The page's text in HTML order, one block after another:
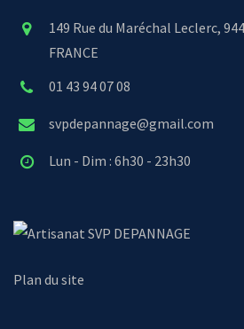
149 Rue du Maréchal Leclerc,
FRANCE
01 43 94 07 08
svpdepannage@gmail.com
Lun - Dim : 6h30 - 23h30
SVP DEPANNAGE
Plan du site